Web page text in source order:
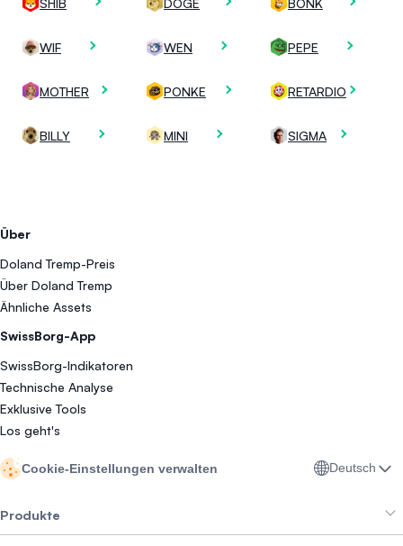
Über
Doland Tremp-Preis
Über Doland Tremp
Ähnliche Assets
SwissBorg-App
SwissBorg-Indikatoren
Technische Analyse
Exklusive Tools
Los geht's
SHIB DOGE BONK
WIF WEN PEPE
MOTHER PONKE RETARDIO
BILLY MINI SIGMA
Cookie-Einstellungen verwalten Deutsch
Produkte